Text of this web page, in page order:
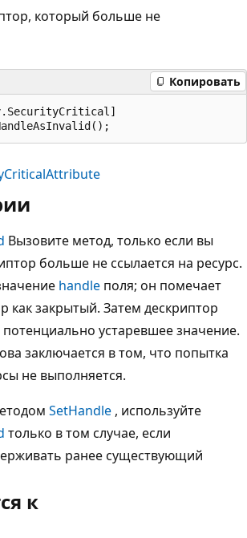
который больше не
Копировать
Вызовите метод, только если вы
больше не ссылается на ресурс.
handle поля; он помечает
как закрытый. Затем дескриптор
устаревшее значение.
заключается в том, что попытка
не выполняется.
SetHandle , используйте
только в том случае, если
ранее существующий
к